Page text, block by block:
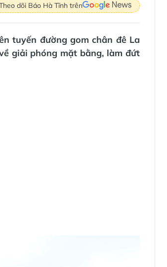
dõi Báo Hà Tĩnh trên
tuyến đường gom chân đê La
giải phóng mặt bằng, làm đứt